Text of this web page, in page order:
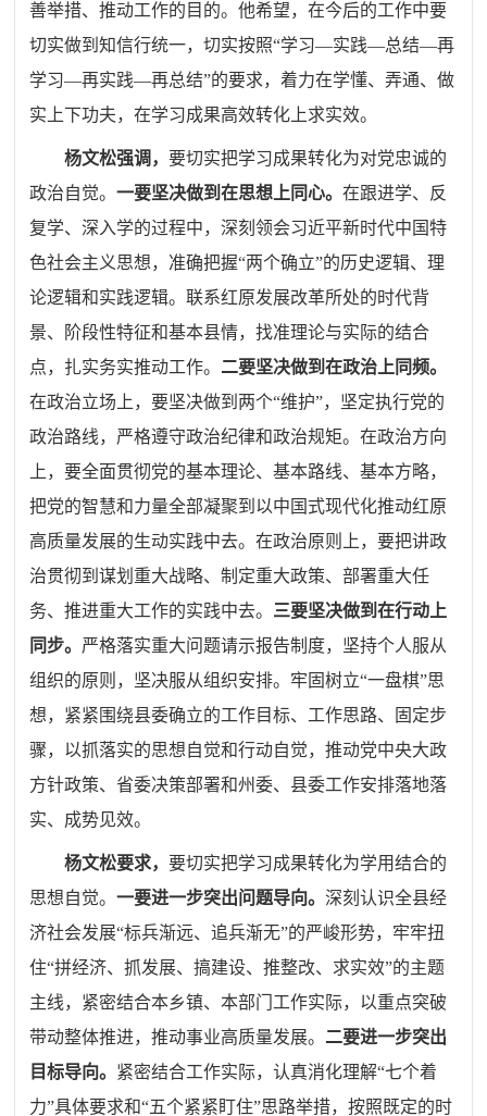
善举措、推动工作的目的。他希望，在今后的工作中要
切实做到知信行统一，切实按照“学习—实践—总结—再
学习—再实践—再总结”的要求，着力在学懂、弄通、做
实上下功夫，在学习成果高效转化上求实效。
杨文松强调，要切实把学习成果转化为对党忠诚的
政治自觉。一要坚决做到在思想上同心。在跟进学、反
复学、深入学的过程中，深刻领会习近平新时代中国特
色社会主义思想，准确把握“两个确立”的历史逻辑、理
论逻辑和实践逻辑。联系红原发展改革所处的时代背
景、阶段性特征和基本县情，找准理论与实际的结合
点，扎实务实推动工作。 二要坚决做到在政治上同频。
在政治立场上，要坚决做到两个“维护”，坚定执行党的
政治路线，严格遵守政治纪律和政治规矩。在政治方向
上，要全面贯彻党的基本理论、基本路线、基本方略，
把党的智慧和力量全部凝聚到以中国式现代化推动红原
高质量发展的生动实践中去。在政治原则上，要把讲政
治贯彻到谋划重大战略、制定重大政策、部署重大任
务、推进重大工作的实践中去。 三要坚决做到在行动上
同步。 严格落实重大问题请示报告制度，坚持个人服从
组织的原则，坚决服从组织安排。牢固树立“一盘棋”思
想，紧紧围绕县委确立的工作目标、工作思路、固定步
骤，以抓落实的思想自觉和行动自觉，推动党中央大政
方针政策、省委决策部署和州委、县委工作安排落地落
实、成势见效。
杨文松要求，要切实把学习成果转化为学用结合的
思想自觉。一要进一步突出问题导向。深刻认识全县经
济社会发展“标兵渐远、追兵渐无”的严峻形势，牢牢扭
住“拼经济、抓发展、搞建设、推整改、求实效”的主题
主线，紧密结合本乡镇、本部门工作实际，以重点突破
带动整体推进，推动事业高质量发展。 二要进一步突出
目标导向。 紧密结合工作实际，认真消化理解“七个着
力”具体要求和“五个紧紧盯住”思路举措，按照既定的时